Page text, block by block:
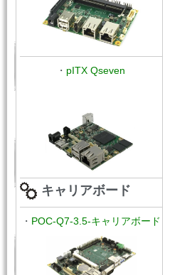
・ pITX Qseven
キャリアボード
・ POC-Q7-3.5-キャリアボード